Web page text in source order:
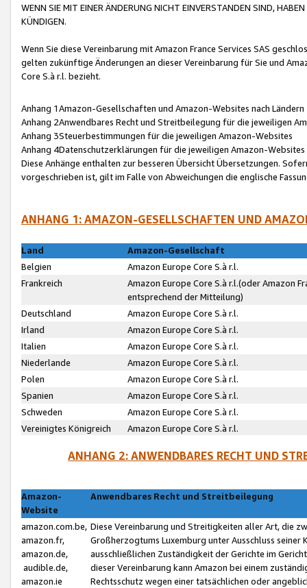
WENN SIE MIT EINER ÄNDERUNG NICHT EINVERSTANDEN SIND,
KÜNDIGEN.
Wenn Sie diese Vereinbarung mit Amazon France Services SAS
gelten zukünftige Änderungen an dieser Vereinbarung für Sie und
Core S.à r.l. bezieht.
Anhang 1Amazon-Gesellschaften und Amazon-Websites nach Ländern
Anhang 2Anwendbares Recht und Streitbeilegung für die jeweiligen
Anhang 3Steuerbestimmungen für die jeweiligen Amazon-Websites
Anhang 4Datenschutzerklärungen für die jeweiligen Amazon-Websites
Diese Anhänge enthalten zur besseren Übersicht Übersetzungen.
vorgeschrieben ist, gilt im Falle von Abweichungen die englische
ANHANG 1: AMAZON-GESELLSCHAFTEN UND
Land
Amazon-Gesellschaft
Belgien
Amazon Europe Core S.à r.l.
Frankreich
Amazon Europe Core S.à r.l.(oder Amazon
entsprechend der Mitteilung)
Deutschland
Amazon Europe Core S.à r.l.
Irland
Amazon Europe Core S.à r.l.
Italien
Amazon Europe Core S.à r.l.
Niederlande
Amazon Europe Core S.à r.l.
Polen
Amazon Europe Core S.à r.l.
Spanien
Amazon Europe Core S.à r.l.
Schweden
Amazon Europe Core S.à r.l.
Vereinigtes Königreich
Amazon Europe Core S.à r.l.
ANHANG 2: ANWENDBARES RECHT UND
Amazon-
Website
Anwendbares Recht und Streitbeilegung
amazon.com.be,
amazon.fr,
amazon.de,
audible.de,
amazon.ie
Diese Vereinbarung und Streitigkeiten aller Art, die
Großherzogtums Luxemburg unter Ausschluss
ausschließlichen Zuständigkeit der Gerichte im
dieser Vereinbarung kann Amazon bei einem
Rechtsschutz wegen einer tatsächlichen oder